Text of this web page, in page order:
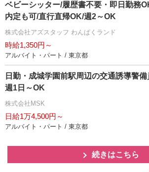
ベビーシッター/履歴書不要・即日勤務
内定も可/直行直帰OK/週2～OK
株式会社アズスタッフ わんぱくランド
時給1,350円～
アルバイト・パート / 東京都
日勤・成城学園前駅周辺の交通誘導警
週1日～OK
株式会社MSK
日給1万4,500円～
アルバイト・パート / 東京都
続きはこちら